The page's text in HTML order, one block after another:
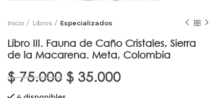
Inicio Libros Especializados
Libro III. Fauna de Caño Cristales, Sierra
de la Macarena. Meta, Colombia
$75.000 El
$ 35.000El